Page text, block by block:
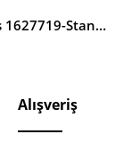
Stanley Unisex Termos 1627719-Stan 14Oz Classic Vacfj M.Black
Alışveriş